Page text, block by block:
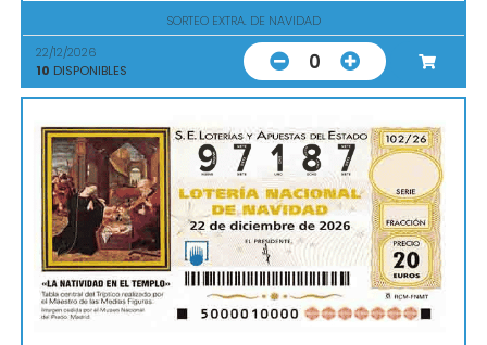
SORTEO EXTRA. DE NAVIDAD
22/12/2026
10 DISPONIBLES 0